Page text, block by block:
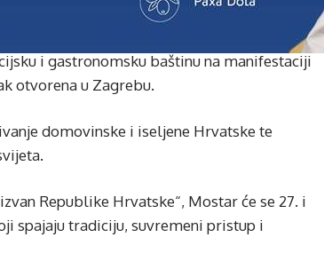
i gastronomsku baštinu na manifestaciji
otvorena u Zagrebu.
domovinske i iseljene Hrvatske te
Republike Hrvatske“, Mostar će se 27. i
spajaju tradiciju, suvremeni pristup i